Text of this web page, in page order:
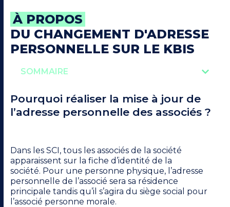
À PROPOS
DU CHANGEMENT D'ADRESSE
PERSONNELLE SUR LE KBIS
SOMMAIRE
Pourquoi réaliser la mise à jour de
l’adresse personnelle des associés ?
Dans les SCI, tous les associés de la société
apparaissent sur la fiche d’identité de la
société. Pour une personne physique, l’adresse
personnelle de l’associé sera sa résidence
principale tandis qu’il s’agira du siège social pour
l’associé personne morale.